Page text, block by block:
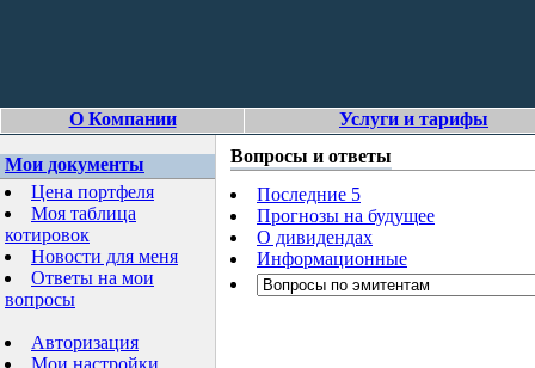
О Компании Услуги и тарифы
Мои документы
Цена портфеля
Моя таблица
котировок
Новости для меня
Ответы на мои
вопросы
Авторизация
Мои настройки
Вопросы и ответы
Последние 5
Прогнозы на будущее
О дивидендах
Информационные